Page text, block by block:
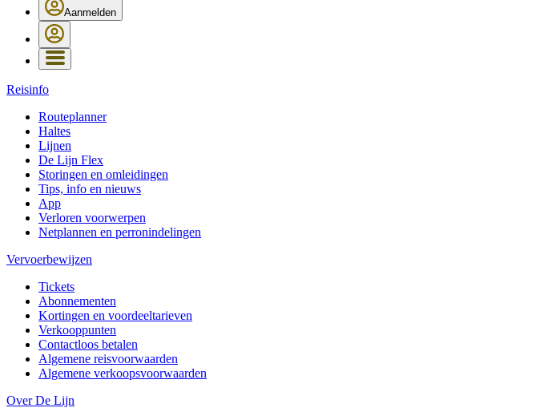
Aanmelden
Reisinfo
Routeplanner
Haltes
Lijnen
De Lijn Flex
Storingen en omleidingen
Tips, info en nieuws
App
Verloren voorwerpen
Netplannen en perronindelingen
Vervoerbewijzen
Tickets
Abonnementen
Kortingen en voordeeltarieven
Verkooppunten
Contactloos betalen
Algemene reisvoorwaarden
Algemene verkoopsvoorwaarden
Over De Lijn